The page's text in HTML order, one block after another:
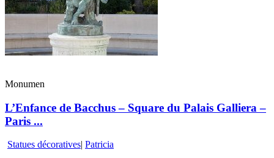
Monumen
L’Enfance de Bacchus – Square du Palais Galliera –
Paris ...
Statues décoratives| Patricia